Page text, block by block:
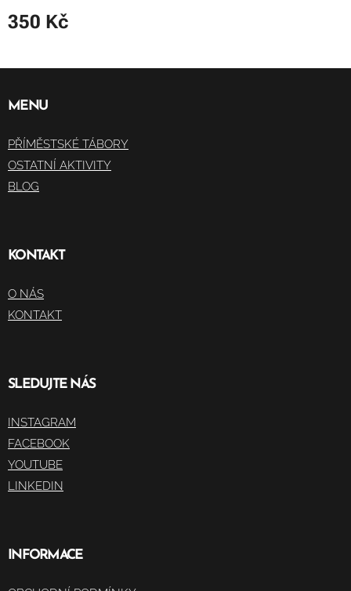
350 Kč
MENU
PŘÍMĚSTSKÉ TÁBORY
OSTATNÍ AKTIVITY
BLOG
KONTAKT
O NÁS
KONTAKT
SLEDUJTE NÁS
INSTAGRAM
FACEBOOK
YOUTUBE
LINKEDIN
INFORMACE